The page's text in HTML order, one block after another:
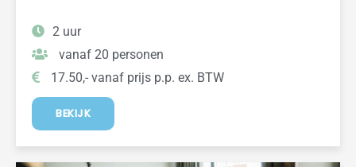
2 uur
vanaf 20 personen
17.50,- vanaf prijs p.p. ex. BTW
BEKIJK